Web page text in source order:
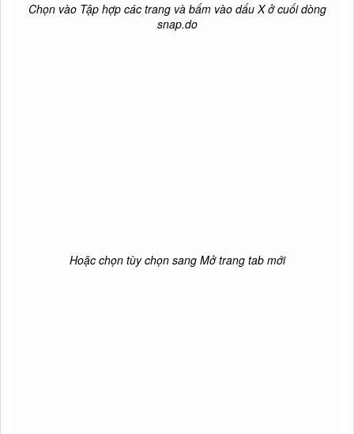
Chọn vào Tập hợp các trang và bấm vào dấu X ở cuối dòng
snap.do
Hoặc chọn tùy chọn sang Mở trang tab mới